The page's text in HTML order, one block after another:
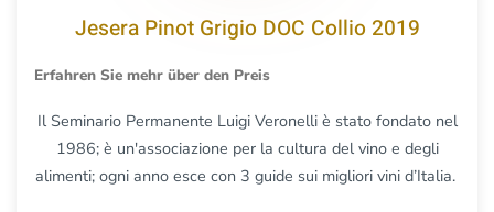
Jesera Pinot Grigio DOC Collio 2019
Erfahren Sie mehr über den Preis
Il Seminario Permanente Luigi Veronelli è stato fondato nel
1986; è un'associazione per la cultura del vino e degli
alimenti; ogni anno esce con 3 guide sui migliori vini d’Italia.